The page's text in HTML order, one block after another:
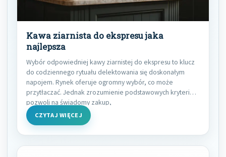
Kawa ziarnista do ekspresu jaka
najlepsza
Wybór odpowiedniej kawy ziarnistej do ekspresu to klucz
do codziennego rytuału delektowania się doskonałym
napojem. Rynek oferuje ogromny wybór, co może
przytłaczać. Jednak zrozumienie podstawowych kryteriów
pozwoli na świadomy zakup,
CZYTAJ WIĘCEJ